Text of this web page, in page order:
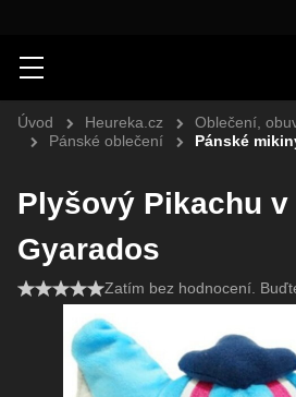
Hledat
Menu
Úvod Heureka.cz
Oblečení,
Pánské oblečení
Pánské
Plyšový Pikachu
Gyarados
Zatím bez hodnocení.